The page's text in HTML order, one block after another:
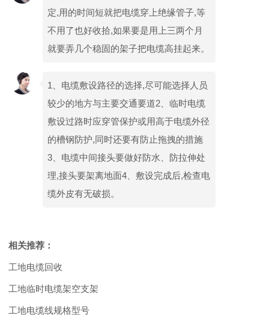
定,用的时间短就把电缆穿上绝缘管子,等
不用了也好收拾,如果要是用上三两个月
就要弄几个稳固的架子把电缆高挂起来。
1、电缆敷设路径的选择,尽可能选择人员
较少的地方与主要交通要道2、临时电缆
敷设过路时应穿管保护或用高于电缆外径
的槽钢防护,同时还要有防止拖拽的措施
3、电缆中间接头要做好防水、防拉伸处
理,接头要架离地面4、敷设完成后,检查电
缆外皮有无破损。
相关推荐：
工地电缆回收
工地临时电缆架空支架
工地电缆线规格型号